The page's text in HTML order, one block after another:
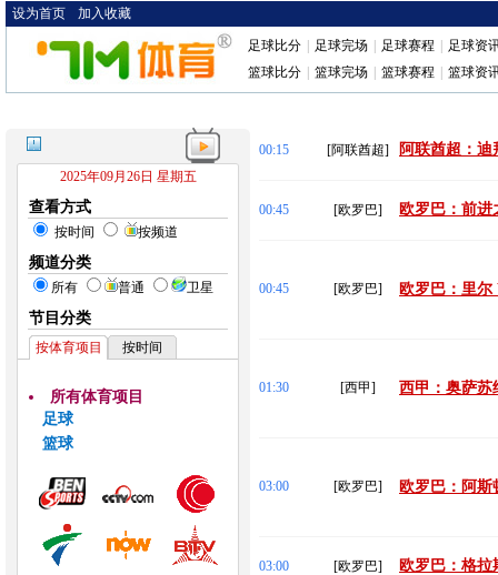
设为首页 加入收藏
足球比分 足球完场 足球赛程
足球资
篮球比分
篮球完场 篮球赛程 篮球资
2025年09月26日 星期五
查看方式
按时间 按频道
频道分类
所有 普通 卫星
节目分类
按体育项目 按时间
所有体育项目
足球
篮球
00:15 [阿联酋超] 阿联酋超：迪
00:45 [欧罗巴] 欧罗巴：前
00:45 [欧罗巴] 欧罗巴：里尔
01:30 [西甲] 西甲：奥萨苏
03:00 [欧罗巴] 欧罗巴：阿
03:00 [欧罗巴] 欧罗巴：格